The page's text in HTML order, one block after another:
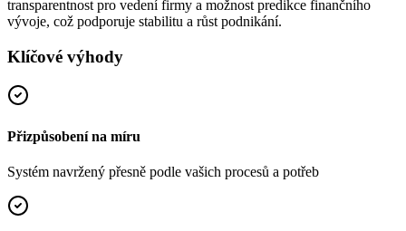
transparentnost pro vedení firmy a možnost predikce finančního
vývoje, což podporuje stabilitu a růst podnikání.
Klíčové výhody
Přizpůsobení na míru
Systém navržený přesně podle vašich procesů a potřeb